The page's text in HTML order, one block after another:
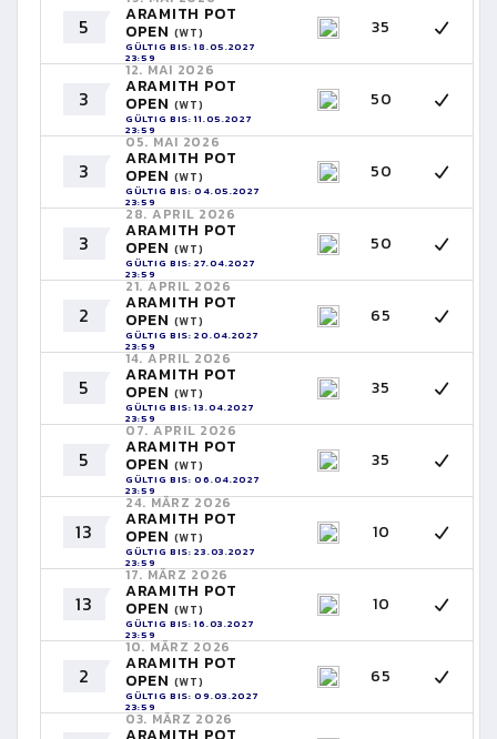
5 ARAMITH POT
OPEN (WT)
GÜLTIG BIS: 18.05.2027
23:59
35
3
12. MAI 2026
ARAMITH POT
OPEN (WT)
GÜLTIG BIS: 11.05.2027
23:59
50
3
05. MAI 2026
ARAMITH POT
OPEN (WT)
GÜLTIG BIS: 04.05.2027
23:59
50
3
28. APRIL 2026
ARAMITH POT
OPEN (WT)
GÜLTIG BIS: 27.04.2027
23:59
50
2
21. APRIL 2026
ARAMITH POT
OPEN (WT)
GÜLTIG BIS: 20.04.2027
23:59
65
5
14. APRIL 2026
ARAMITH POT
OPEN (WT)
GÜLTIG BIS: 13.04.2027
23:59
35
5
07. APRIL 2026
ARAMITH POT
OPEN (WT)
GÜLTIG BIS: 06.04.2027
23:59
35
13
24. MÄRZ 2026
ARAMITH POT
OPEN (WT)
GÜLTIG BIS: 23.03.2027
23:59
10
13
17. MÄRZ 2026
ARAMITH POT
OPEN (WT)
GÜLTIG BIS: 16.03.2027
23:59
10
2
10. MÄRZ 2026
ARAMITH POT
OPEN (WT)
GÜLTIG BIS: 09.03.2027
23:59
65
03. MÄRZ 2026